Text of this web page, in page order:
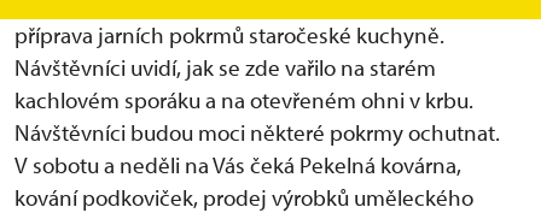
příprava jarních pokrmů staročeské kuchyně.
Návštěvníci uvidí, jak se zde vařilo na starém
kachlovém sporáku a na otevřeném ohni v krbu.
Návštěvníci budou moci některé pokrmy ochutnat.
V sobotu a neděli na Vás čeká Pekelná kovárna,
kování podkoviček, prodej výrobků uměleckého